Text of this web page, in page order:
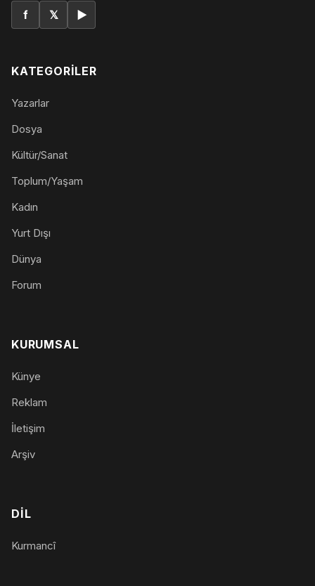
f 𝕏 ▶
KATEGORILER
Yazarlar
Dosya
Kültür/Sanat
Toplum/Yaşam
Kadın
Yurt Dışı
Dünya
Forum
KURUMSAL
Künye
Reklam
İletişim
Arşiv
DIL
Kurmancî